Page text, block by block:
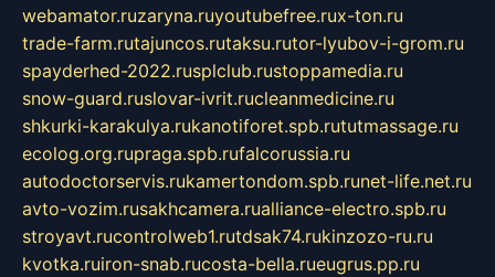
webamator.ruzaryna.ruyoutubefree.rux-ton.ru
trade-farm.rutajuncos.rutaksu.rutor-lyubov-i-grom.ru
spayderhed-2022.rusplclub.rustoppamedia.ru
snow-guard.ruslovar-ivrit.rucleanmedicine.ru
shkurki-karakulya.rukanotiforet.spb.rututmassage.ru
ecolog.org.rupraga.spb.rufalcorussia.ru
autodoctorservis.rukamertondom.spb.runet-life.net.ru
avto-vozim.rusakhcamera.rualliance-electro.spb.ru
stroyavt.rucontrolweb1.rutdsak74.rukinzozo-ru.ru
kvotka.ruiron-snab.rucosta-bella.rueugrus.pp.ru